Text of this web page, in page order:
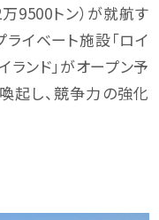
万9500トン）が就航す
イベート施設「ロイ
ランド」がオープン予
起し、競争力の強化